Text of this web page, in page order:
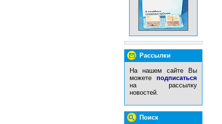
Рассылки
На нашем сайте Вы
можете подписаться
на рассылку
новостей.
Поиск